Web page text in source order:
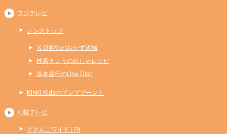
フジテレビ
ノンストップ
笠原将弘のおかず道場
検索きょうのおしゃレシピ
坂本昌行のOne Dish
KinKi Kidsのブンブブーン！
札幌テレビ
どさんこワイド179